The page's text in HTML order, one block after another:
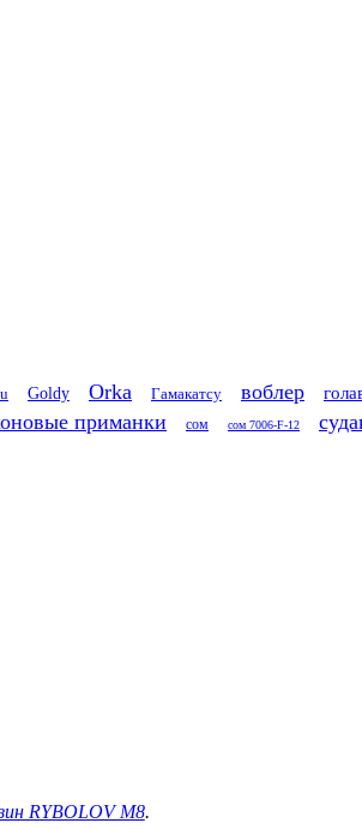
Goldy Orka Гамакатсу воблер
приманки сом сом 7006-F-12
RYBOLOV M8.